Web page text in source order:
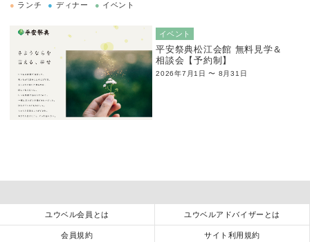
● ランチ ● ディナー ● イベント
イベント
平安祭典松江会館 無料見学＆
相談会【予約制】
2026年7月1日 〜 8月31日
ユウベル会員とは ユウベルアドバイザーとは
会員規約 サイト利用規約